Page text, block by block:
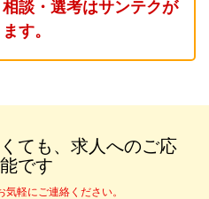
談・選考はサンテクが
す。
ても、求人へのご応
です
軽にご連絡ください。